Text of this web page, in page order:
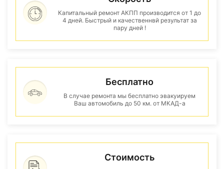
Капитальный ремонт АКПП производится от 1 до
4 дней. Быстрый и качественнвй результат за
пару дней !
Бесплатно
В случае ремонта мы бесплатно эвакуируем
Ваш автомобиль до 50 км. от МКАД-а
Стоимость